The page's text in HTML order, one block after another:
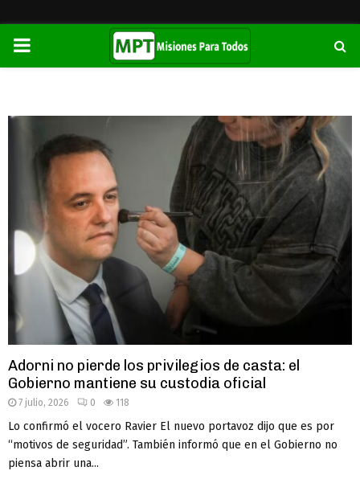
PRIMARY
Adorni no pierde los privilegios de casta: el
Gobierno mantiene su custodia oficial
7 julio, 2026 0 118
Lo confirmó el vocero Ravier El nuevo portavoz dijo que es por
“motivos de seguridad”. También informó que en el Gobierno no
piensa abrir una...